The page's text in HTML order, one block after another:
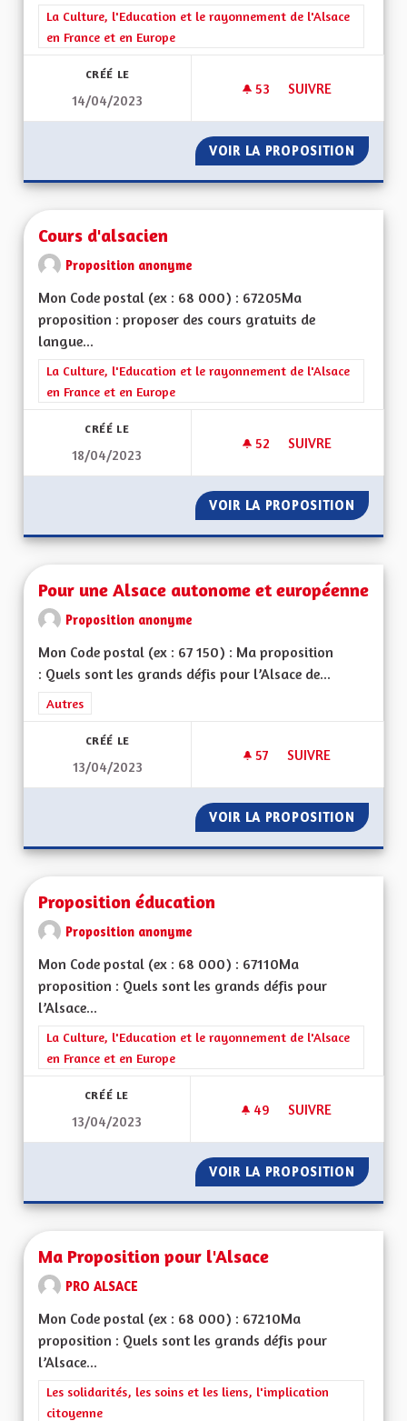
Filtrer les résultats de la catégorie : La Culture, l'Education et
La Culture, l'Education et le rayonnement de l'Alsace
en France et en Europe
CRÉÉ LE
14/04/2023
53 53 ABONNÉS
SUIVRE
VOIR LA PROPOSITION
Cours d'alsacien
Proposition anonyme
Mon Code postal (ex : 68 000) : 67205Ma
proposition : proposer des cours gratuits de
langue...
Filtrer les résultats de la catégorie : La Culture, l'Education et
La Culture, l'Education et le rayonnement de l'Alsace
en France et en Europe
CRÉÉ LE
18/04/2023
52 52 ABONNÉS
SUIVRE
VOIR LA PROPOSITION
Pour une Alsace autonome et européenne
Proposition anonyme
Mon Code postal (ex : 67 150) : Ma proposition
: Quels sont les grands défis pour l’Alsace de...
Filtrer les résultats de la catégorie : Autres
Autres
CRÉÉ LE
13/04/2023
57 57 ABONNÉS
SUIVRE
VOIR LA PROPOSITION POUR
Proposition éducation
Proposition anonyme
Mon Code postal (ex : 68 000) : 67110Ma
proposition : Quels sont les grands défis pour
l’Alsace...
Filtrer les résultats de la catégorie : La Culture, l'Education et
La Culture, l'Education et le rayonnement de l'Alsace
en France et en Europe
CRÉÉ LE
13/04/2023
49 49 ABONNÉS
SUIVRE
VOIR LA PROPOSITION
Ma Proposition pour l'Alsace
PRO ALSACE
Mon Code postal (ex : 68 000) : 67210Ma
proposition : Quels sont les grands défis pour
l’Alsace...
Filtrer les résultats de la catégorie : Les solidarités, les soins
Les solidarités, les soins et les liens, l'implication
citoyenne